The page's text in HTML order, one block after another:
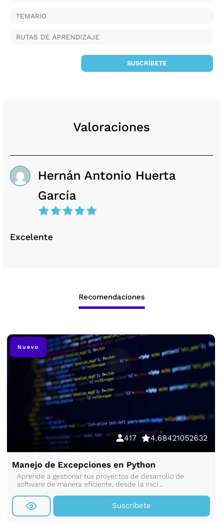
TEMARIO
RUTAS DE APRENDIZAJE
SUSCRÍBETE
Valoraciones
Hernán Antonio Huerta
García
Excelente
Recomendaciones
Nuevo
417 4.68421052632
Manejo de Excepciones en Python
Aprende a gestionar tus proyectos de desarrollo de
software de manera eficiente, desde la inici...
Suscríbete